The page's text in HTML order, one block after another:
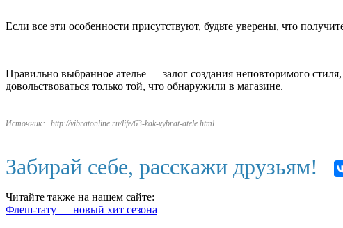
Если все эти особенности присутствуют, будьте уверены, что
Правильно выбранное ателье — залог создания неповторимого
довольствоваться только той, что обнаружили в магазине.
Источник: http://vibratonline.ru/life/63-kak-vybrat-atele.html
Забирай себе, расскажи друзьям!
Читайте также на нашем сайте:
Флеш-тату — новый хит сезона